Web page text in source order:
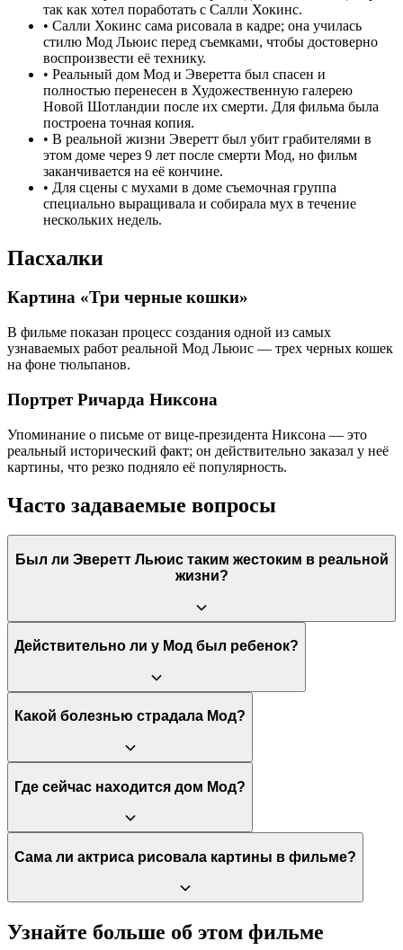
так как хотел поработать с Салли Хокинс.
• Салли Хокинс сама рисовала в кадре; она училась
стилю Мод Льюис перед съемками, чтобы достоверно
воспроизвести её технику.
• Реальный дом Мод и Эверетта был спасен и
полностью перенесен в Художественную галерею
Новой Шотландии после их смерти. Для фильма была
построена точная копия.
• В реальной жизни Эверетт был убит грабителями в
этом доме через 9 лет после смерти Мод, но фильм
заканчивается на её кончине.
• Для сцены с мухами в доме съемочная группа
специально выращивала и собирала мух в течение
нескольких недель.
Пасхалки
Картина «Три черные кошки»
В фильме показан процесс создания одной из самых
узнаваемых работ реальной Мод Льюис — трех черных кошек
на фоне тюльпанов.
Портрет Ричарда Никсона
Упоминание о письме от вице-президента Никсона — это
реальный исторический факт; он действительно заказал у неё
картины, что резко подняло её популярность.
Часто задаваемые вопросы
Был ли Эверетт Льюис таким жестоким в реальной
жизни?
Да, и даже хуже. Биографы утверждают, что реальный Эверетт
давая ей тратить их на себя. Фильм несколько смягчил его
образ, показав развитие привязанности.
Действительно ли у Мод был ребенок?
Да, до встречи с Эвереттом Мод родила внебрачную дочь
родился с дефектами, но на самом деле девочку отдали на
усыновление. В реальности Мод так и не воссоединилась с
дочерью.
Какой болезнью страдала Мод?
Мод страдала от ювенильного ревматоидного артрита,
принося постоянную боль и ограничивая подвижность.
Где сейчас находится дом Мод?
Оригинальный расписанный дом был спасен,
экспозиция внутри Художественной галереи Новой
Шотландии в Галифаксе.
Сама ли актриса рисовала картины в фильме?
Да, Салли Хокинс, будучи сама художницей, научилась
копировать стиль Мод Льюис и рисовала в кадре
Узнайте больше об этом фильме